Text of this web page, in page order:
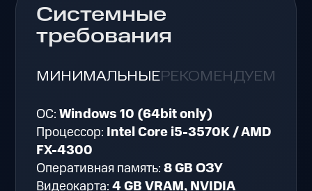
Системные
требования
МИНИМАЛЬНЫЕРЕКОМЕНДУЕМЫЕ
ОС:Windows 10 (64bit only)
Процессор: Intel Core i5-3570K / AMD
FX-4300
Оперативная память:8 GB ОЗУ
Видеокарта:4 GB VRAM, NVIDIA